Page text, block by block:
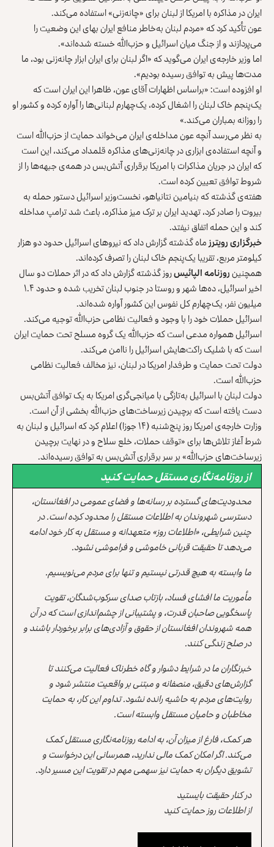
ایران در مذاکره با امریکا از لبنان برای «چانه‌زنی» استفاده می‌کند.
عون تأکید کرد که «مردم لبنان به‌خاطر منافع ایران بهای این وضعیت را
می‌پردازند و از جنگ میان اسرائیل و حزب‌الله خسته شده‌اند».
اما وزیر خارجه‌ی ایران می‌گوید که «اگر لبنان برای ایران ابزار چانه‌زنی بود، ما
مدت‌ها پیش به توافق رسیده بودیم».
او افزوده است: «براساس اظهارات آقای عون، ظاهرا این ایران است که
یک‌پنجم خاک لبنان را اشغال کرده، یک‌چهارم لبنانی‌ها را آواره کرده و کشور او
را روزانه بمباران می‌کند.»
به نظر می‌رسد آنچه عون مداخله‌ی ایران می‌خواند حمایت از حزب‌الله است
و آنچه استفاده‌‌ی ابزاری در چانه‌زنی‌های مذاکره قلمداد می‌کند، این است
که ایران در جریان مذاکرات با امریکا برقراری آتش‌بس در همه‌ی ‌جبهه‌ها را از
شروط توافق تعیین کرده است.
هفته‌ی گذشته که بنیامین نتانیاهو، نخست‌وزیر اسرائيل دستور حمله به
بیروت را صادر کرد، تهدید ایران بر ترک میز مذاکره، باعث شد ترامپ مداخله
کند و این حمله اتفاق نیفتد.
خبرگزاری رویترزماه گذشته گزارش داد که نیروهای اسرائيل حدود دو هزار
کیلومتر مربع، تقریبا یک‌پنجم خاک لبنان را تصرف کرده‌اند.
همچنینروزنامه الپائیسروز گذشته گزارش داد که در اثر حملات دو سال
اخیر اسرائيل، ده‌ها شهر و روستا در جنوب لبنان تخریب شده و حدود ۱.۴
میلیون نفر، یک‌چهارم کل نفوس این کشور آواره شده‌اند.
اسرائيل حملات خود را با وجود و فعالیت نظامی حزب‌الله توجیه می‌کند.
اسرائيل همواره مدعی است که حزب‌‎الله یک گروه مسلح تحت حمایت ایران
است که با شلیک راکت‌هایش اسرائيل را ناامن می‌کند.
دولت تحت حمایت و طرفدار امریکا در لبنان، نیز مخالف فعالیت نظامی
حزب‌الله است.
دولت لبنان با اسرائيل به‌تازگی با میانجی‌گری امریکا به یک توافق آتش‌بس
دست یافته است که برچیدن زیرساخت‌های حزب‌الله بخشی از آن است.
وزارت خارجه‌ی امریکا روز پنج‌شنبه (۱۴ جوزا) اعلام کرد که اسرائیل و لبنان به
شرط آغاز تلاش‌ها برای «توقف حملات، خلع سلاح و در نهایت برچیدن
زیرساخت‌های حزب‌الله» بر سر برقراری آتش‌بس به توافق رسیده‌اند.
از روزنامه‌نگاری مستقل حمایت کنید
محدودیت‌های گسترده بر رسانه‌ها و فضای عمومی در افغانستان،
دسترسی شهروندان به اطلاعات مستقل را محدود کرده است. در
چنین شرایطی، «اطلاعات روز» متعهدانه و مستقل به کار خود ادامه
می‌دهد تا حقیقت قربانی خاموشی و فراموشی نشود.
ما وابسته به هیچ قدرتی نیستیم و تنها برای مردم می‌نویسیم.
مأموریت ما افشای فساد، بازتاب صدای سرکوب‌شدگان، تقویت
پاسخگویی صاحبان قدرت، و پشتیبانی از چشم‌اندازی است که در آن
همه شهروندان افغانستان از حقوق و آزادی‌های برابر برخوردار باشند و
در صلح زندگی کنند.
خبرنگاران ما در شرایط دشوار و گاه خطرناک فعالیت می‌کنند تا
گزارش‌های دقیق، منصفانه و مبتنی بر واقعیت منتشر شود و
روایت‌های مردم به حاشیه رانده نشود. تداوم این کار، به حمایت
مخاطبان و حامیان مستقل وابسته است.
هر کمک، فارغ از میزان آن، به ادامه روزنامه‌نگاری مستقل کمک
می‌کند. اگر امکان کمک مالی ندارید، همرسانی این درخواست و
تشویق دیگران به حمایت نیز سهمی مهم در تقویت این مسیر دارد.
در کنار حقیقت بایستید
از اطلاعات روز حمایت کنید